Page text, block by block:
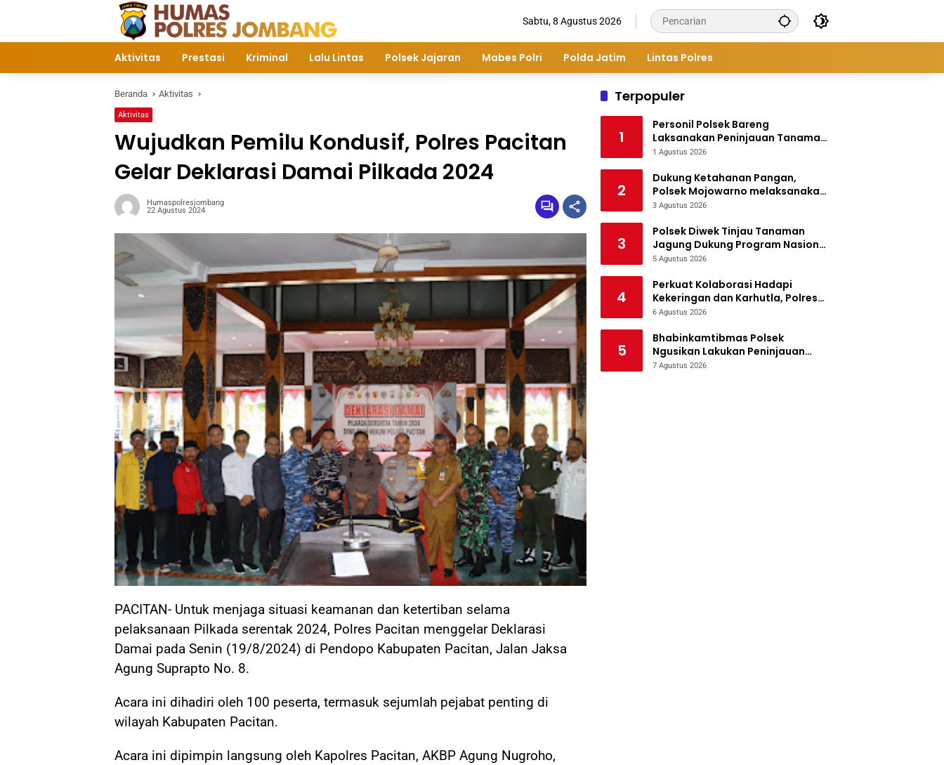
Sabtu, 8 Agustus 2026
Aktivitas Prestasi Kriminal Lalu Lintas Polsek Jajaran Mabes Polri Polda Jatim Lintas Polres
Beranda Aktivitas
Aktivitas
Wujudkan Pemilu Kondusif, Polres Pacitan
Gelar Deklarasi Damai Pilkada 2024
Humaspolresjombang
22 Agustus 2024
PACITAN- Untuk menjaga situasi keamanan dan ketertiban selama
pelaksanaan Pilkada serentak 2024, Polres Pacitan menggelar Deklarasi
Damai pada Senin (19/8/2024) di Pendopo Kabupaten Pacitan, Jalan Jaksa
Agung Suprapto No. 8.
Acara ini dihadiri oleh 100 peserta, termasuk sejumlah pejabat penting di
wilayah Kabupaten Pacitan.
Acara ini dipimpin langsung oleh Kapolres Pacitan, AKBP Agung Nugroho,
Terpopuler
1
Personil Polsek Bareng
Laksanakan Peninjauan Tanaman
Jagung Dukung Program
1 Agustus 2026
2
Dukung Ketahanan Pangan,
Polsek Mojowarno melaksanakan
Pengecekan Tanaman Jagung
3 Agustus 2026
3
Polsek Diwek Tinjau Tanaman
Jagung Dukung Program Nasional
Asta Cita
5 Agustus 2026
4
Perkuat Kolaborasi Hadapi
Kekeringan dan Karhutla, Polres
Jombang Gelar Apel Siaga
6 Agustus 2026
5
Bhabinkamtibmas Polsek
Ngusikan Lakukan Peninjauan
Tanaman Jagung Dalam Rangka
7 Agustus 2026